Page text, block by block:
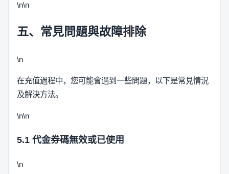
\n\n
五、常見問題與故障排除
\n
在充值過程中，您可能會遇到一些問題，以下是常見情況
及解決方法。
\n\n
5.1 代金券碼無效或已使用
\n